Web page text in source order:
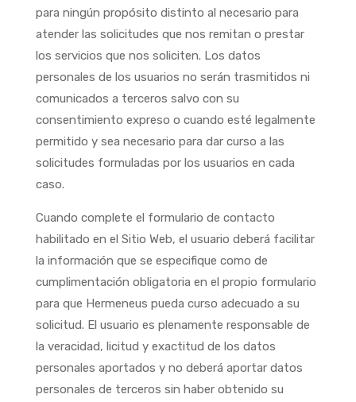
para ningún propósito distinto al necesario para
atender las solicitudes que nos remitan o prestar
los servicios que nos soliciten. Los datos
personales de los usuarios no serán trasmitidos ni
comunicados a terceros salvo con su
consentimiento expreso o cuando esté legalmente
permitido y sea necesario para dar curso a las
solicitudes formuladas por los usuarios en cada
caso.
Cuando complete el formulario de contacto
habilitado en el Sitio Web, el usuario deberá facilitar
la información que se especifique como de
cumplimentación obligatoria en el propio formulario
para que Hermeneus pueda curso adecuado a su
solicitud. El usuario es plenamente responsable de
la veracidad, licitud y exactitud de los datos
personales aportados y no deberá aportar datos
personales de terceros sin haber obtenido su